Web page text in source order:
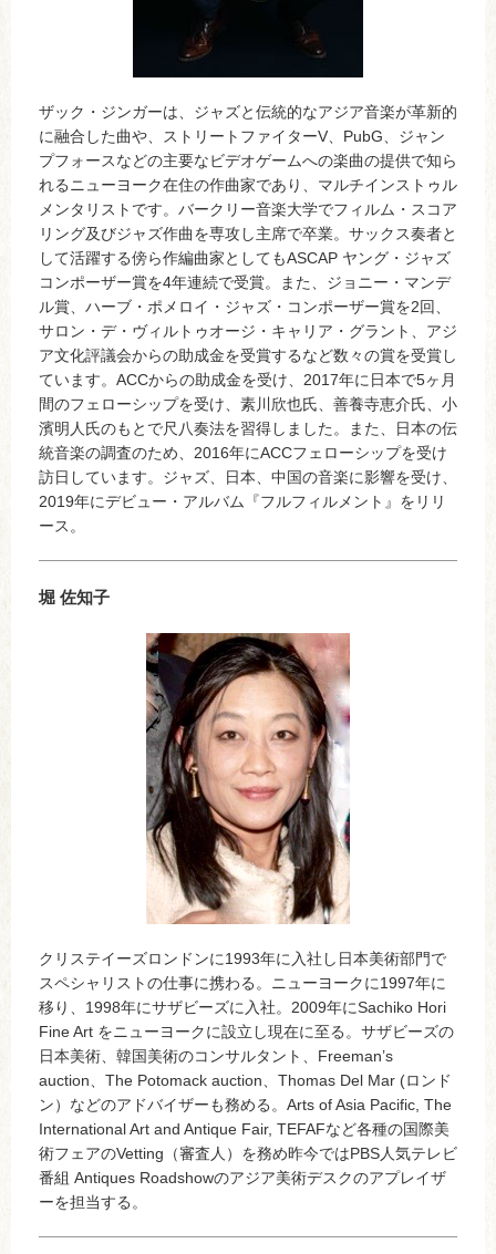
ザック・ジンガーは、ジャズと伝統的なアジア音楽が革新的
に融合した曲や、ストリートファイターV、PubG、ジャン
プフォースなどの主要なビデオゲームへの楽曲の提供で知ら
れるニューヨーク在住の作曲家であり、マルチインストゥル
メンタリストです。バークリー音楽大学でフィルム・スコア
リング及びジャズ作曲を専攻し主席で卒業。サックス奏者と
して活躍する傍ら作編曲家としてもASCAP ヤング・ジャズ
コンポーザー賞を4年連続で受賞。また、ジョニー・マンデ
ル賞、ハーブ・ポメロイ・ジャズ・コンポーザー賞を2回、
サロン・デ・ヴィルトゥオージ・キャリア・グラント、アジ
ア文化評議会からの助成金を受賞するなど数々の賞を受賞し
ています。ACCからの助成金を受け、2017年に日本で5ヶ月
間のフェローシップを受け、素川欣也氏、善養寺恵介氏、小
濱明人氏のもとで尺八奏法を習得しました。また、日本の伝
統音楽の調査のため、2016年にACCフェローシップを受け
訪日しています。ジャズ、日本、中国の音楽に影響を受け、
2019年にデビュー・アルバム『フルフィルメント』をリリ
ース。
堀 佐知子
クリステイーズロンドンに1993年に入社し日本美術部門で
スペシャリストの仕事に携わる。ニューヨークに1997年に
移り、1998年にサザビーズに入社。2009年にSachiko Hori
Fine Art をニューヨークに設立し現在に至る。サザビーズの
日本美術、韓国美術のコンサルタント、Freeman’s
auction、The Potomack auction、Thomas Del Mar (ロンド
ン）などのアドバイザーも務める。Arts of Asia Pacific, The
International Art and Antique Fair, TEFAFなど各種の国際美
術フェアのVetting（審査人）を務め昨今ではPBS人気テレビ
番組 Antiques Roadshowのアジア美術デスクのアプレイザ
ーを担当する。